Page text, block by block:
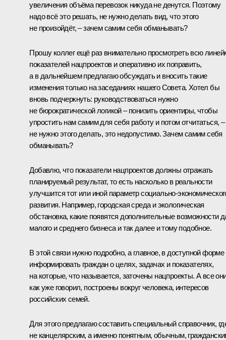
увеличения объёма перевозок никуда не денутся. Поэтому
надо всё это решать, не нужно делать вид, что этого
не произойдёт, – зачем самим себя обманывать?
Прошу коллег ещё раз внимательно просмотреть всю
показателей нацпроектов и оперативно их поправить,
а в дальнейшем предлагаю обсуждать и вносить такие
изменения только на заседаниях нашего Совета. Хотел бы
вновь подчеркнуть: руководствоваться нужно
не бюрократической логикой – понизить ориентиры, чтобы
упростить нам самим для себя работу и потом отчитаться, –
не нужно этого делать, это недопустимо. Зачем самим себя
обманывать?
Добавлю, что показатели нацпроектов должны отражать
планируемый результат, то есть насколько в реальности
улучшится тот или иной параметр социально-
развития. Например, городская среда и экологическая
обстановка, какие появятся дополнительные возможности
малого и среднего бизнеса и так далее и тому подобное.
В этой связи нужно подробно, а главное, в доступной форме
информировать граждан о целях, задачах и показателях,
на которые, что называется, заточены нацпроекты. А все
как уже говорил, построены вокруг человека, интересов
российских семей.
Для этого предлагаю составить специальный справочник,
не канцелярским, а именно понятным, обычным,